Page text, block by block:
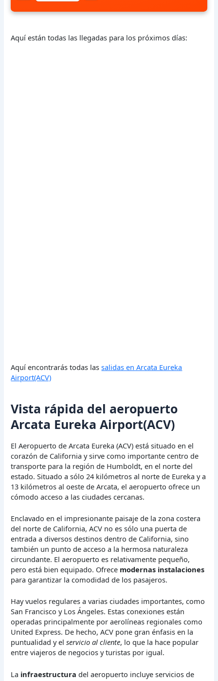
Aquí están todas las llegadas para los próximos días:
Aquí encontrarás todas lassalidas en Arcata Eureka
Airport(ACV)
Vista rápida del aeropuerto
Arcata Eureka Airport(ACV)
El Aeropuerto de Arcata Eureka (ACV) está situado en el
corazón de California y sirve como importante centro de
transporte para la región de Humboldt, en el norte del
estado. Situado a sólo 24 kilómetros al norte de Eureka y a
13 kilómetros al oeste de Arcata, el aeropuerto ofrece un
cómodo acceso a las ciudades cercanas.
Enclavado en el impresionante paisaje de la zona costera
del norte de California, ACV no es sólo una puerta de
entrada a diversos destinos dentro de California, sino
también un punto de acceso a la hermosa naturaleza
circundante. El aeropuerto es relativamente pequeño,
pero está bien equipado. Ofrece modernas instalaciones
para garantizar la comodidad de los pasajeros.
Hay vuelos regulares a varias ciudades importantes, como
San Francisco y Los Ángeles. Estas conexiones están
operadas principalmente por aerolíneas regionales como
United Express. De hecho, ACV pone gran énfasis en la
puntualidad y elservicio al cliente, lo que la hace popular
entre viajeros de negocios y turistas por igual.
La infraestructura del aeropuerto incluye servicios de